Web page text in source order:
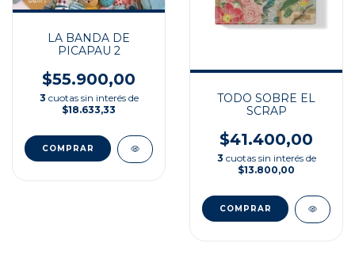
LA BANDA DE
PICAPAU 2
$55.900,00
3 cuotas sin interés de
$18.633,33
TODO SOBRE EL
SCRAP
$41.400,00
3 cuotas sin interés de
$13.800,00